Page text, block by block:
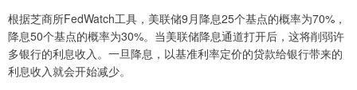
根据芝商所FedWatch工具，美联储9月降息25个基点的概率为70%，
降息50个基点的概率为30%。当美联储降息通道打开后，这将削弱许
多银行的利息收入。一旦降息，以基准利率定价的贷款给银行带来的
利息收入就会开始减少。